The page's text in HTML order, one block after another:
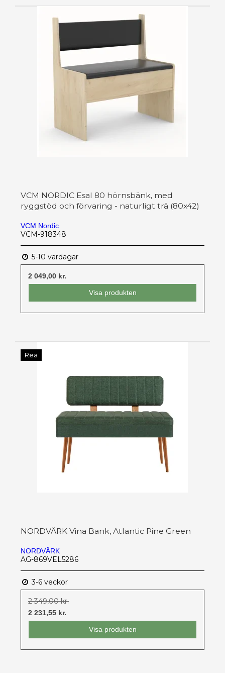
VCM NORDIC Esal 80 hörnsbänk, med
ryggstöd och förvaring - naturligt trä (80x42)
VCM Nordic
VCM-918348
5-10 vardagar
2 049,00 kr.
Visa produkten
Rea
NORDVÄRK Vina Bank, Atlantic Pine Green
NORDVÄRK
AG-869VEL5286
3-6 veckor
2 349,00 kr.
2 231,55 kr.
Visa produkten